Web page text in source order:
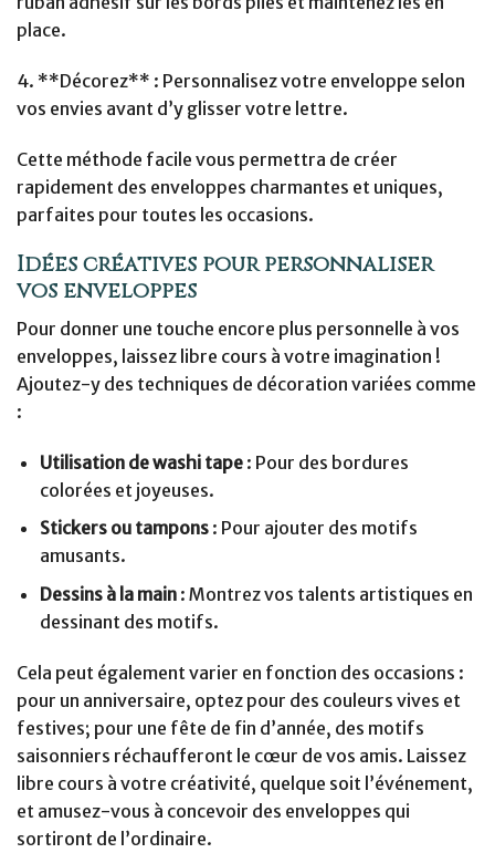
place.
4. **Décorez** : Personnalisez votre enveloppe selon
vos envies avant d’y glisser votre lettre.
Cette méthode facile vous permettra de créer
rapidement des enveloppes charmantes et uniques,
parfaites pour toutes les occasions.
Idées créatives pour personnaliser
vos enveloppes
Pour donner une touche encore plus personnelle à vos
enveloppes, laissez libre cours à votre imagination !
Ajoutez-y des techniques de décoration variées comme
:
Utilisation de washi tape: Pour des bordures
colorées et joyeuses.
Stickers ou tampons: Pour ajouter des motifs
amusants.
Dessins à la main: Montrez vos talents artistiques en
dessinant des motifs.
Cela peut également varier en fonction des occasions :
pour un anniversaire, optez pour des couleurs vives et
festives; pour une fête de fin d’année, des motifs
saisonniers réchaufferont le cœur de vos amis. Laissez
libre cours à votre créativité, quelque soit l’événement,
et amusez-vous à concevoir des enveloppes qui
sortiront de l’ordinaire.